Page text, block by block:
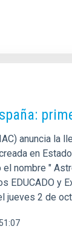
anuncia la
en
nombre "
y
jueves 2 de